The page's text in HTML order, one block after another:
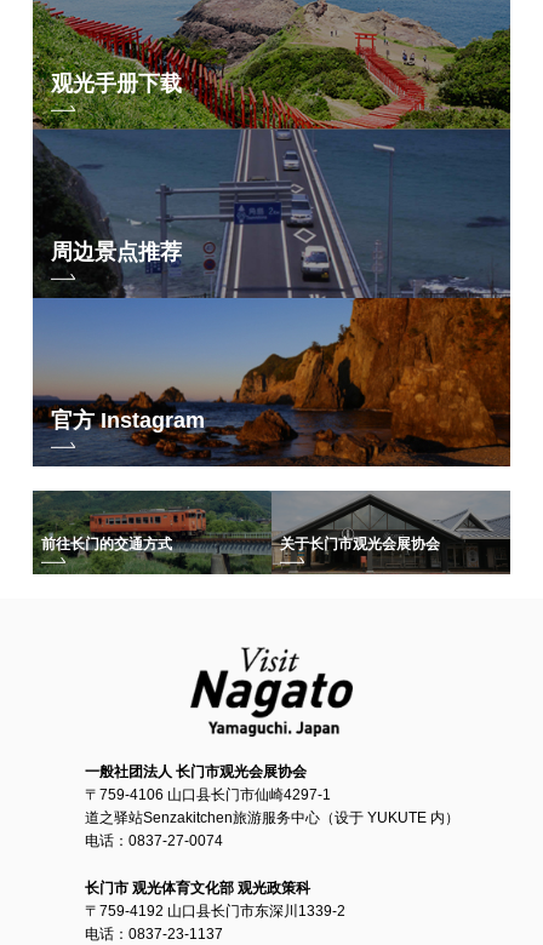
观光手册下载
周边景点推荐
官方 Instagram
前往长门的交通方式 关于长门市观光会展协会
一般社团法人 长门市观光会展协会
〒759-4106 山口县长门市仙崎4297-1
道之驿站Senzakitchen旅游服务中心（设于 YUKUTE 内）
电话：0837-27-0074
长门市 观光体育文化部 观光政策科
〒759-4192 山口县长门市东深川1339-2
电话：0837-23-1137